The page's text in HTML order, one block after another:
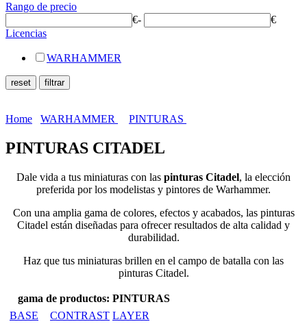
Rango de precio
€-
€
Licencias
WARHAMMER
Home WARHAMMER PINTURAS
PINTURAS CITADEL
Dale vida a tus miniaturas con las pinturas Citadel, la elección
preferida por los modelistas y pintores de Warhammer.
Con una amplia gama de colores, efectos y acabados, las pinturas
Citadel están diseñadas para ofrecer resultados de alta calidad y
durabilidad.
Haz que tus miniaturas brillen en el campo de batalla con las
pinturas Citadel.
gama de productos: PINTURAS
BASE
CONTRAST LAYER